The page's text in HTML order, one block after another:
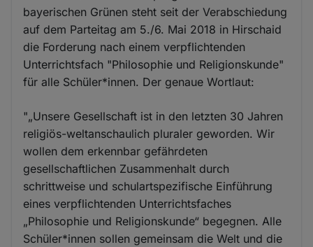
bayerischen Grünen steht seit der Verabschiedung
auf dem Parteitag am 5./6. Mai 2018 in Hirschaid
die Forderung nach einem verpflichtenden
Unterrichtsfach "Philosophie und Religionskunde"
für alle Schüler*innen. Der genaue Wortlaut:
"„Unsere Gesellschaft ist in den letzten 30 Jahren
religiös-weltanschaulich pluraler geworden. Wir
wollen dem erkennbar gefährdeten
gesellschaftlichen Zusammenhalt durch
schrittweise und schulartspezifische Einführung
eines verpflichtenden Unterrichtsfaches
„Philosophie und Religionskunde“ begegnen. Alle
Schüler*innen sollen gemeinsam die Welt und die